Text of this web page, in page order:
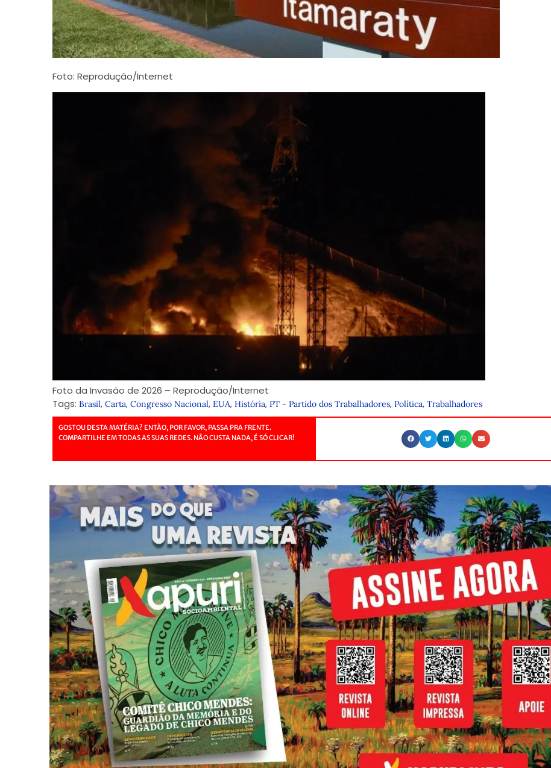
Foto: Reprodução/Internet
Foto da Invasão de 2026 – Reprodução/Internet
Tags: Brasil, Carta, Congresso Nacional, EUA, História, PT - Partido dos Trabalhadores, Política, Trabalhadores
GOSTOU DESTA MATÉRIA? ENTÃO, POR FAVOR, PASSA PRA FRENTE.
COMPARTILHE EM TODAS AS SUAS REDES. NÃO CUSTA NADA, É SÓ CLICAR!